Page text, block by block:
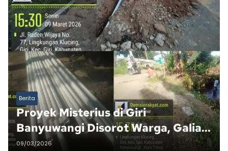
Berita
Proyek Misterius di Giri
Banyuwangi Disorot Warga, Galian
Pipa Tanpa Plang Proyek
09/03/2026